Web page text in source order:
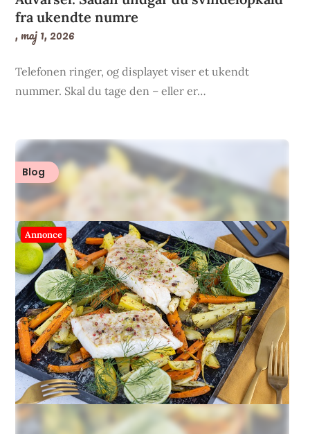
fra ukendte numre
,maj 1, 2026
Telefonen ringer, og displayet viser et ukendt
nummer. Skal du tage den – eller er…
Blog
Annonce